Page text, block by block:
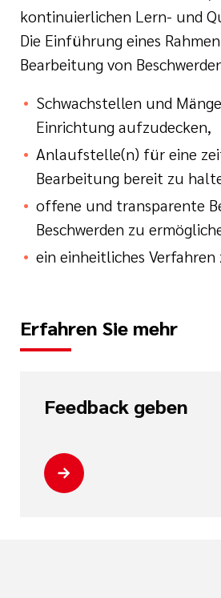
kontinuierlichen Lern- und
Die Einführung eines
Bearbeitung von
Schwachstellen und
Einrichtung aufzudecken,
Anlaufstelle(n) für eine
Bearbeitung bereit zu
offene und transparente
Beschwerden zu
ein einheitliches Verfahren
Erfahren Sie mehr
Feedback geben